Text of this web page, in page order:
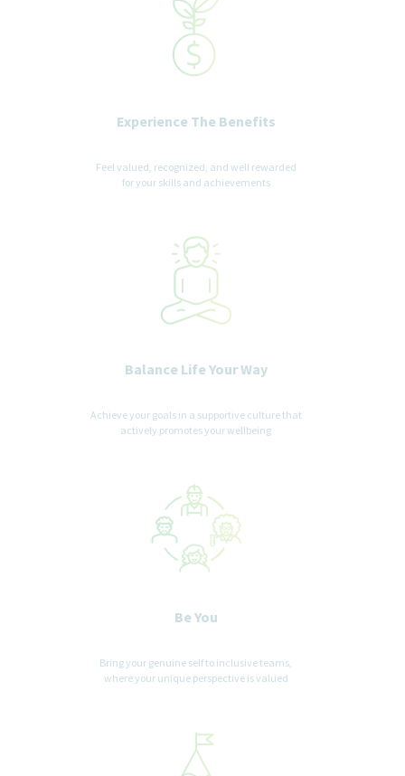
Experience The Benefits
Feel valued, recognized, and well rewarded
for your skills and achievements
Balance Life Your Way
Achieve your goals in a supportive culture that
actively promotes your wellbeing
Be You
Bring your genuine self to inclusive teams,
where your unique perspective is valued